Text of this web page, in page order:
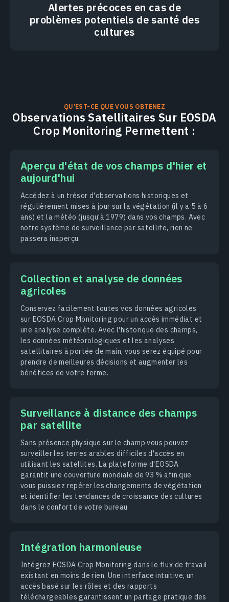
Alertes précoces en cas de
problèmes potentiels de santé des
cultures
QU’EST-CE QUE VOUS OBTENEZ
Observations Satellitaires Sur EOSDA
Crop Monitoring Permettent :
Aperçu d'état de vos champs d'hier et
aujourd'hui
Accédez à un trésor d'observations historiques et
régulièrement mises à jour sur la végétation (il y a 5 à 6
ans) et la météo (jusqu'à 1979) dans vos champs. Avec
notre système de surveillance par satellite, rien ne
passera inaperçu.
Collection et analyse de données
agricoles
Conservez facilement toutes vos données agricoles
sur EOSDA Crop Monitoring pour un accès immédiat et
une analyse complète. Avec l'historique des champs,
les données météorologiques et les analyses
satellitaires à portée de main, vous serez équipé pour
prendre de meilleures décisions et augmenter les
bénéfices de votre ferme.
Surveillance à distance des champs
par satellite
Sans présence physique sur le champ vous pouvez
surveiller les terres arables difficiles d'accès en
utilisant les satellites. La plateforme d'EOSDA
garantit une couverture mondiale de 93 % afin que
vous puissiez repérer les changements de végétation
et identifier les tendances de croissance des cultures
dans le confort de votre bureau.
Intégration harmonieuse
Intégrez EOSDA Crop Monitoring dans le flux de travail
existant en moins de rien. Une interface intuitive, un
accès basé sur les rôles et des rapports
téléchargeables garantissent un partage pratique des